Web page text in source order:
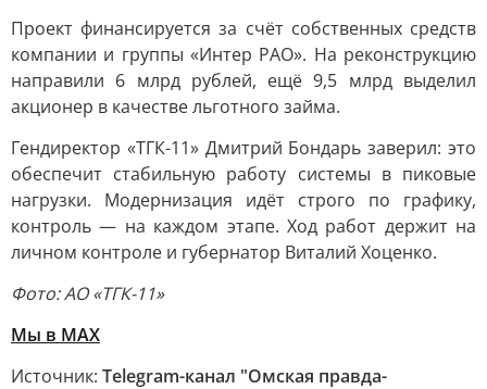
Проект финансируется за счёт собственных средств
компании и группы «Интер РАО». На реконструкцию
направили 6 млрд рублей, ещё 9,5 млрд выделил
акционер в качестве льготного займа.
Гендиректор «ТГК-11» Дмитрий Бондарь заверил: это
обеспечит стабильную работу системы в пиковые
нагрузки. Модернизация идёт строго по графику,
контроль — на каждом этапе. Ход работ держит на
личном контроле и губернатор Виталий Хоценко.
Фото: АО «ТГК-11»
Мы в MAX
Источник: Telegram-канал "Омская правда-